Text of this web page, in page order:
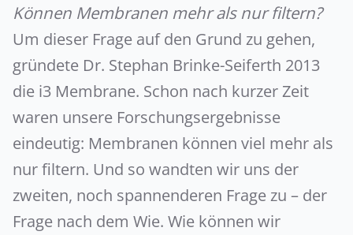
Können Membranen mehr als nur filtern?
Um dieser Frage auf den Grund zu gehen,
gründete Dr. Stephan Brinke-Seiferth 2013
die i3 Membrane. Schon nach kurzer Zeit
waren unsere Forschungsergebnisse
eindeutig: Membranen können viel mehr als
nur filtern. Und so wandten wir uns der
zweiten, noch spannenderen Frage zu – der
Frage nach dem Wie. Wie können wir